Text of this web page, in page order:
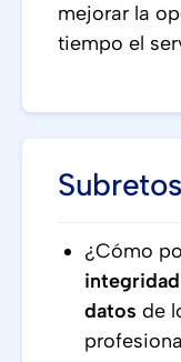
mejorar la
tiempo el
Subretos
¿Cómo
datos de